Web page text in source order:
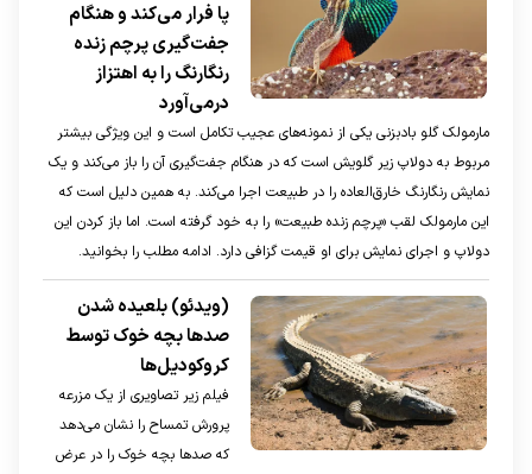
پا فرار می‌کند و هنگام
جفت‌گیری پرچم زنده
رنگارنگ را به اهتزاز
درمی‌آورد
مارمولک گلو بادبزنی یکی از نمونه‌های عجیب تکامل است و این ویژگی بیشتر
مربوط به دولاپ زیر گلویش است که در هنگام جفت‌گیری آن را باز می‌کند و یک
نمایش رنگارنگ خارق‌العاده را در طبیعت اجرا می‌کند. به همین دلیل است که
این مارمولک لقب «پرچم زنده طبیعت» را به خود گرفته است. اما باز کردن این
دولاپ و اجرای نمایش برای او قیمت گزافی دارد. ادامه مطلب را بخوانید.
(ویدئو) بلعیده شدن
صد‌ها بچه خوک توسط
کروکودیل‌ها
فیلم زیر تصاویری از یک مزرعه
پرورش تمساح را نشان می‌دهد
که صد‌ها بچه خوک را در عرض